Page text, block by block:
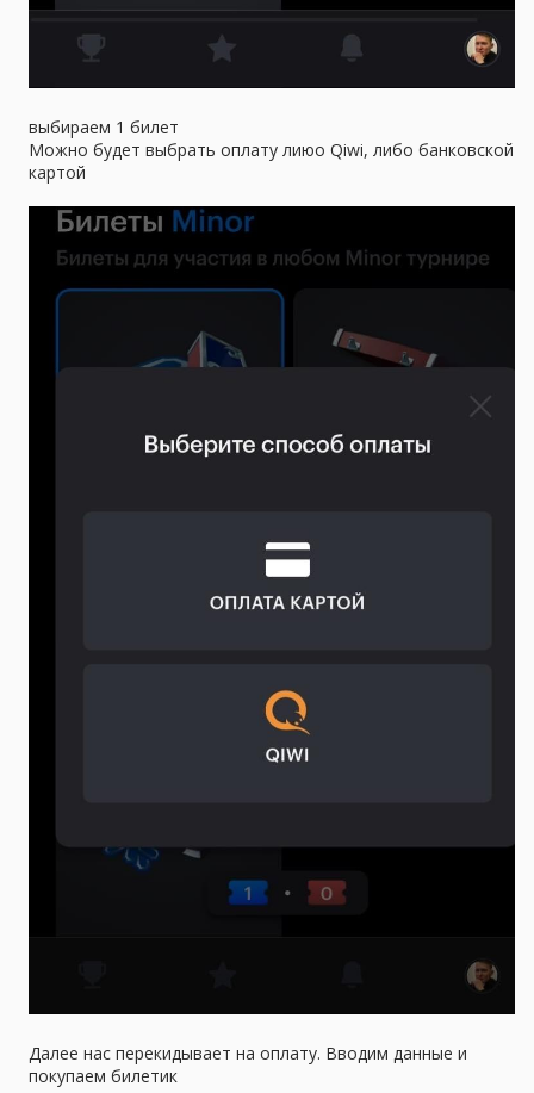
выбираем 1 билет
Можно будет выбрать оплату лиюо Qiwi, либо банковской
картой
Далее нас перекидывает на оплату. Вводим данные и
покупаем билетик